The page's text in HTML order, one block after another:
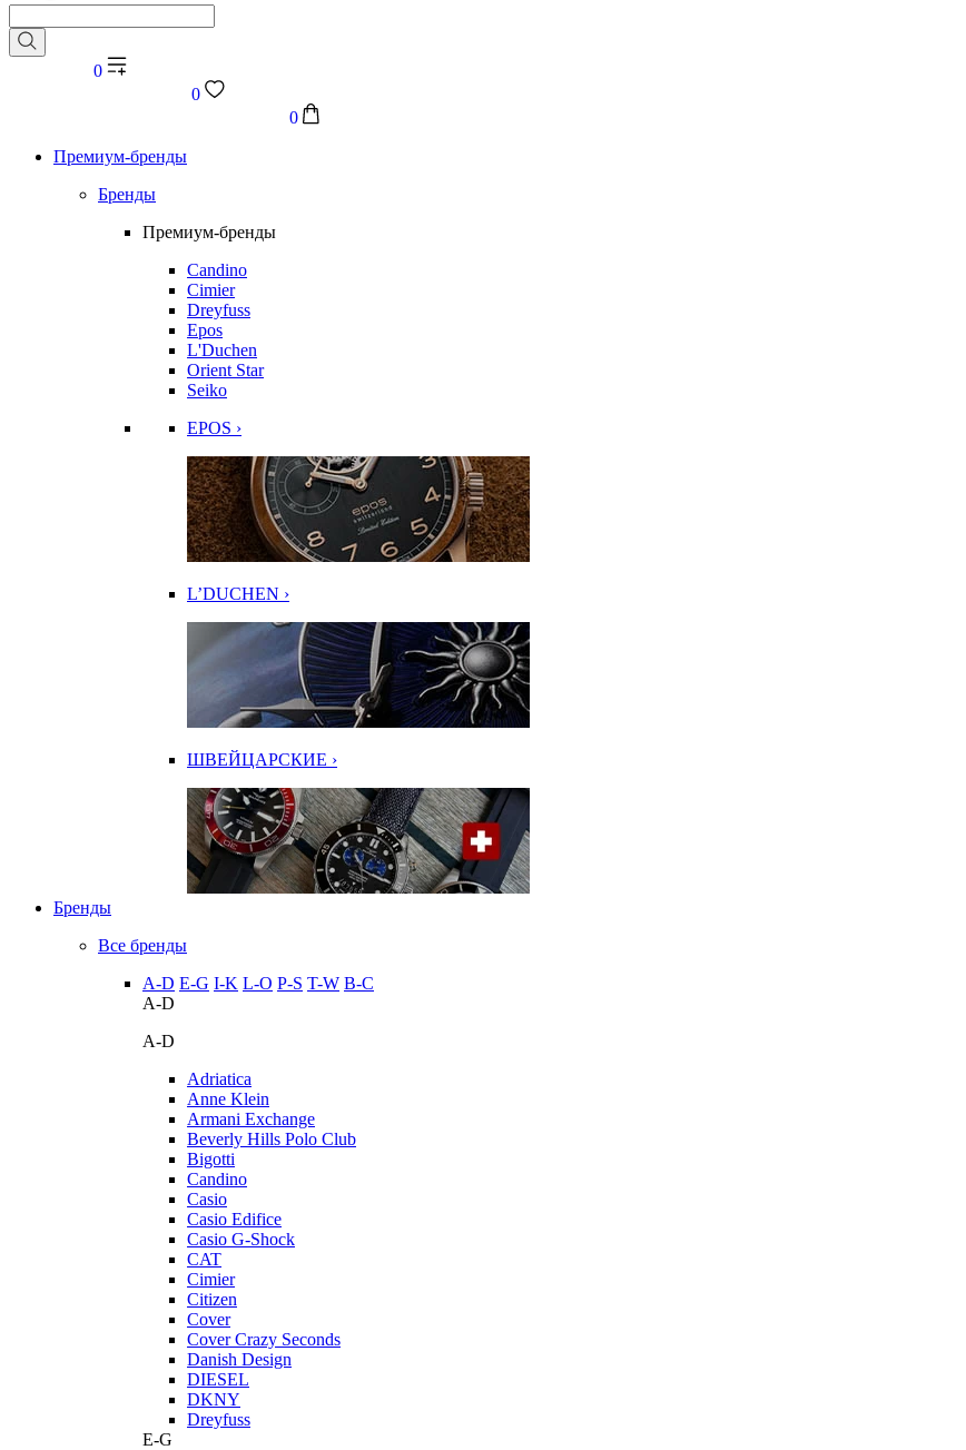
0
0
0
Премиум-бренды
Бренды
Премиум-бренды
Candino
Cimier
Dreyfuss
Epos
L'Duchen
Orient Star
Seiko
EPOS ›
L’DUCHEN ›
ШВЕЙЦАРСКИЕ ›
Бренды
Все бренды
A-D E-G I-K L-O P-S T-W В-С
A-D
A-D
Adriatica
Anne Klein
Armani Exchange
Beverly Hills Polo Club
Bigotti
Candino
Casio
Casio Edifice
Casio G-Shock
CAT
Cimier
Citizen
Cover
Cover Crazy Seconds
Danish Design
DIESEL
DKNY
Dreyfuss
E-G